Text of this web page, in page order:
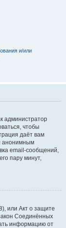
и/или
администратор
чтобы
даёт вам
анонимным
email-сообщений,
пару минут,
или Акт о защите
Соединённых
информацию от